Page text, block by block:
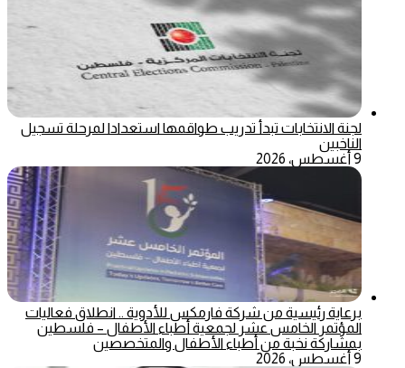
لجنة الانتخابات تبدأ تدريب طواقمها استعدادا لمرحلة تسجيل
الناخبين
9 أغسطس، 2026
برعاية رئيسية من شركة فارمكس للأدوية .. انطلاق فعاليات
المؤتمر الخامس عشر لجمعية أطباء الأطفال – فلسطين
بمشاركة نخبة من أطباء الأطفال والمتخصصين
9 أغسطس، 2026